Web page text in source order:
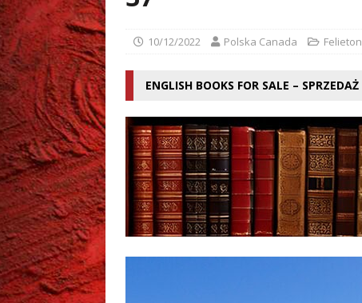
10/12/2022 Polska Canada Felieton
ENGLISH BOOKS FOR SALE – SPRZEDAŻ